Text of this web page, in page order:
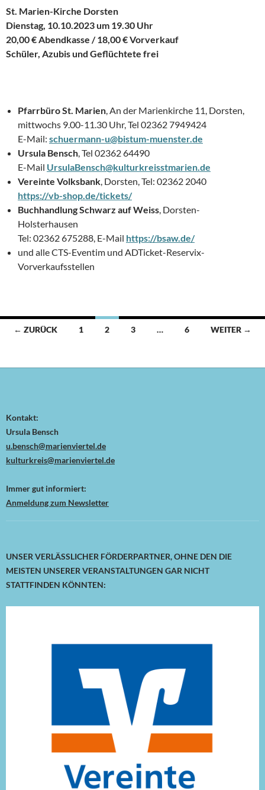
St. Marien-Kirche Dorsten
Dienstag, 10.10.2023 um 19.30 Uhr
20,00 € Abendkasse / 18,00 € Vorverkauf
Schüler, Azubis und Geflüchtete frei
Pfarrbüro St. Marien , An der Marienkirche 11, Dorsten,
mittwochs 9.00-11.30 Uhr, Tel 02362 7949424
E-Mail: schuermann-u@bistum-muenster.de
Ursula Bensch , Tel 02362 64490
E-Mail UrsulaBensch@kulturkreisstmarien.de
Vereinte Volksbank , Dorsten, Tel: 02362 2040
https://vb-shop.de/tickets/
Buchhandlung Schwarz auf Weiss , Dorsten-
Holsterhausen
Tel: 02362 675288, E-Mail https://bsaw.de/
und alle CTS-Eventim und ADTicket-Reservix-
Vorverkaufsstellen
Beitragsnavigation
← ZURÜCK 1 2 3 … 6 WEITER →
Kontakt:
Ursula Bensch
u.bensch@marienviertel.de
kulturkreis@marienviertel.de
Immer gut informiert:
Anmeldung zum Newsletter
UNSER VERLÄSSLICHER FÖRDERPARTNER, OHNE DEN DIE
MEISTEN UNSERER VERANSTALTUNGEN GAR NICHT
STATTFINDEN KÖNNTEN: